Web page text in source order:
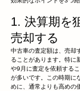
1. 決算期を
売却する
中古車の査定額は、売却
ることがあります。特に
や9月に査定を依頼する
が多いです。この時期に
めに、通常よりも高めの